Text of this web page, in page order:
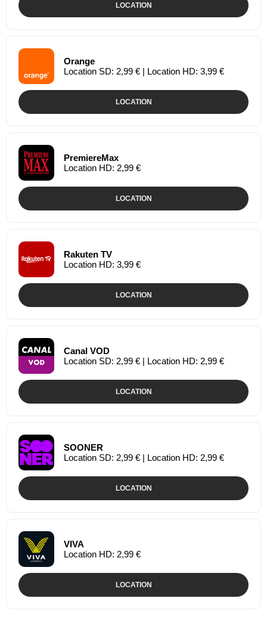
LOCATION
Orange
Location SD: 2,99 € | Location HD: 3,99 €
LOCATION
PremiereMax
Location HD: 2,99 €
LOCATION
Rakuten TV
Location HD: 3,99 €
LOCATION
Canal VOD
Location SD: 2,99 € | Location HD: 2,99 €
LOCATION
SOONER
Location SD: 2,99 € | Location HD: 2,99 €
LOCATION
VIVA
Location HD: 2,99 €
LOCATION